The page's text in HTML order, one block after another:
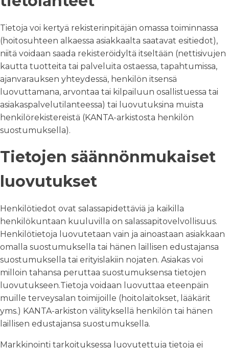
Tietoja voi kertyä rekisterinpitäjän omassa toiminnassa
(hoitosuhteen alkaessa asiakkaalta saatavat esitiedot),
niitä voidaan saada rekisteröidyltä itseltään (nettisivujen
kautta tuotteita tai palveluita ostaessa, tapahtumissa,
ajanvarauksen yhteydessä, henkilön itsensä
luovuttamana, arvontaa tai kilpailuun osallistuessa tai
asiakaspalvelutilanteessa) tai luovutuksina muista
henkilörekistereistä (KANTA-arkistosta henkilön
suostumuksella).
Tietojen säännönmukaiset
luovutukset
Henkilötiedot ovat salassapidettäviä ja kaikilla
henkilökuntaan kuuluvilla on salassapitovelvollisuus.
Henkilötietoja luovutetaan vain ja ainoastaan asiakkaan
omalla suostumuksella tai hänen laillisen edustajansa
suostumuksella tai erityislakiin nojaten. Asiakas voi
milloin tahansa peruttaa suostumuksensa tietojen
luovutukseen.Tietoja voidaan luovuttaa eteenpäin
muille terveysalan toimijoille (hoitolaitokset, lääkärit
yms.) KANTA-arkiston välityksellä henkilön tai hänen
laillisen edustajansa suostumuksella.
Markkinointi tarkoituksessa luovutettuja tietoja ei